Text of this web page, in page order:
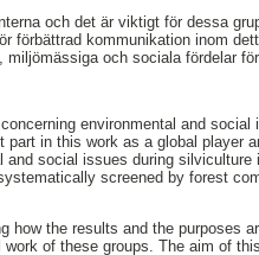
och det är viktigt för dessa
förbättrad kommunikation inom
och sociala fördelar
environmental and social
in this work as a global player
and social issues during silviculture
screened by forest
how the results and the purposes
of these groups. The aim of